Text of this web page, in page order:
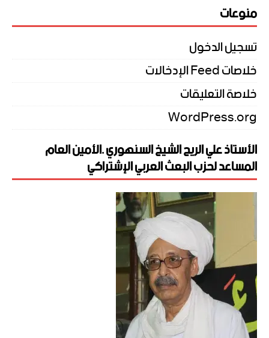
منوعات
تسجيل الدخول
خلاصات Feed الإدخالات
خلاصة التعليقات
WordPress.org
الأستاذ علي الريح الشيخ السنهوري .الأمين العام
المساعد لحزب البعث العربي الإشتراكي